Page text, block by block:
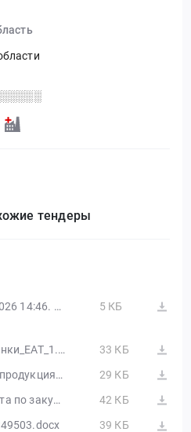
тендеры
Изменения от 06.05.2026 14:46. ЕДИНЫЙ АГРЕГАТОР ТОРГОВЛИ 5 КБ
Контракт_проект_бланки_ЕАТ_1.docx
33 КБ
ТЗ_полиграфическая продукция_14.04.docx
29 КБ
Информационная карта по закупочной сессии №200909160126100027.pdf
42 КБ
39 КБ